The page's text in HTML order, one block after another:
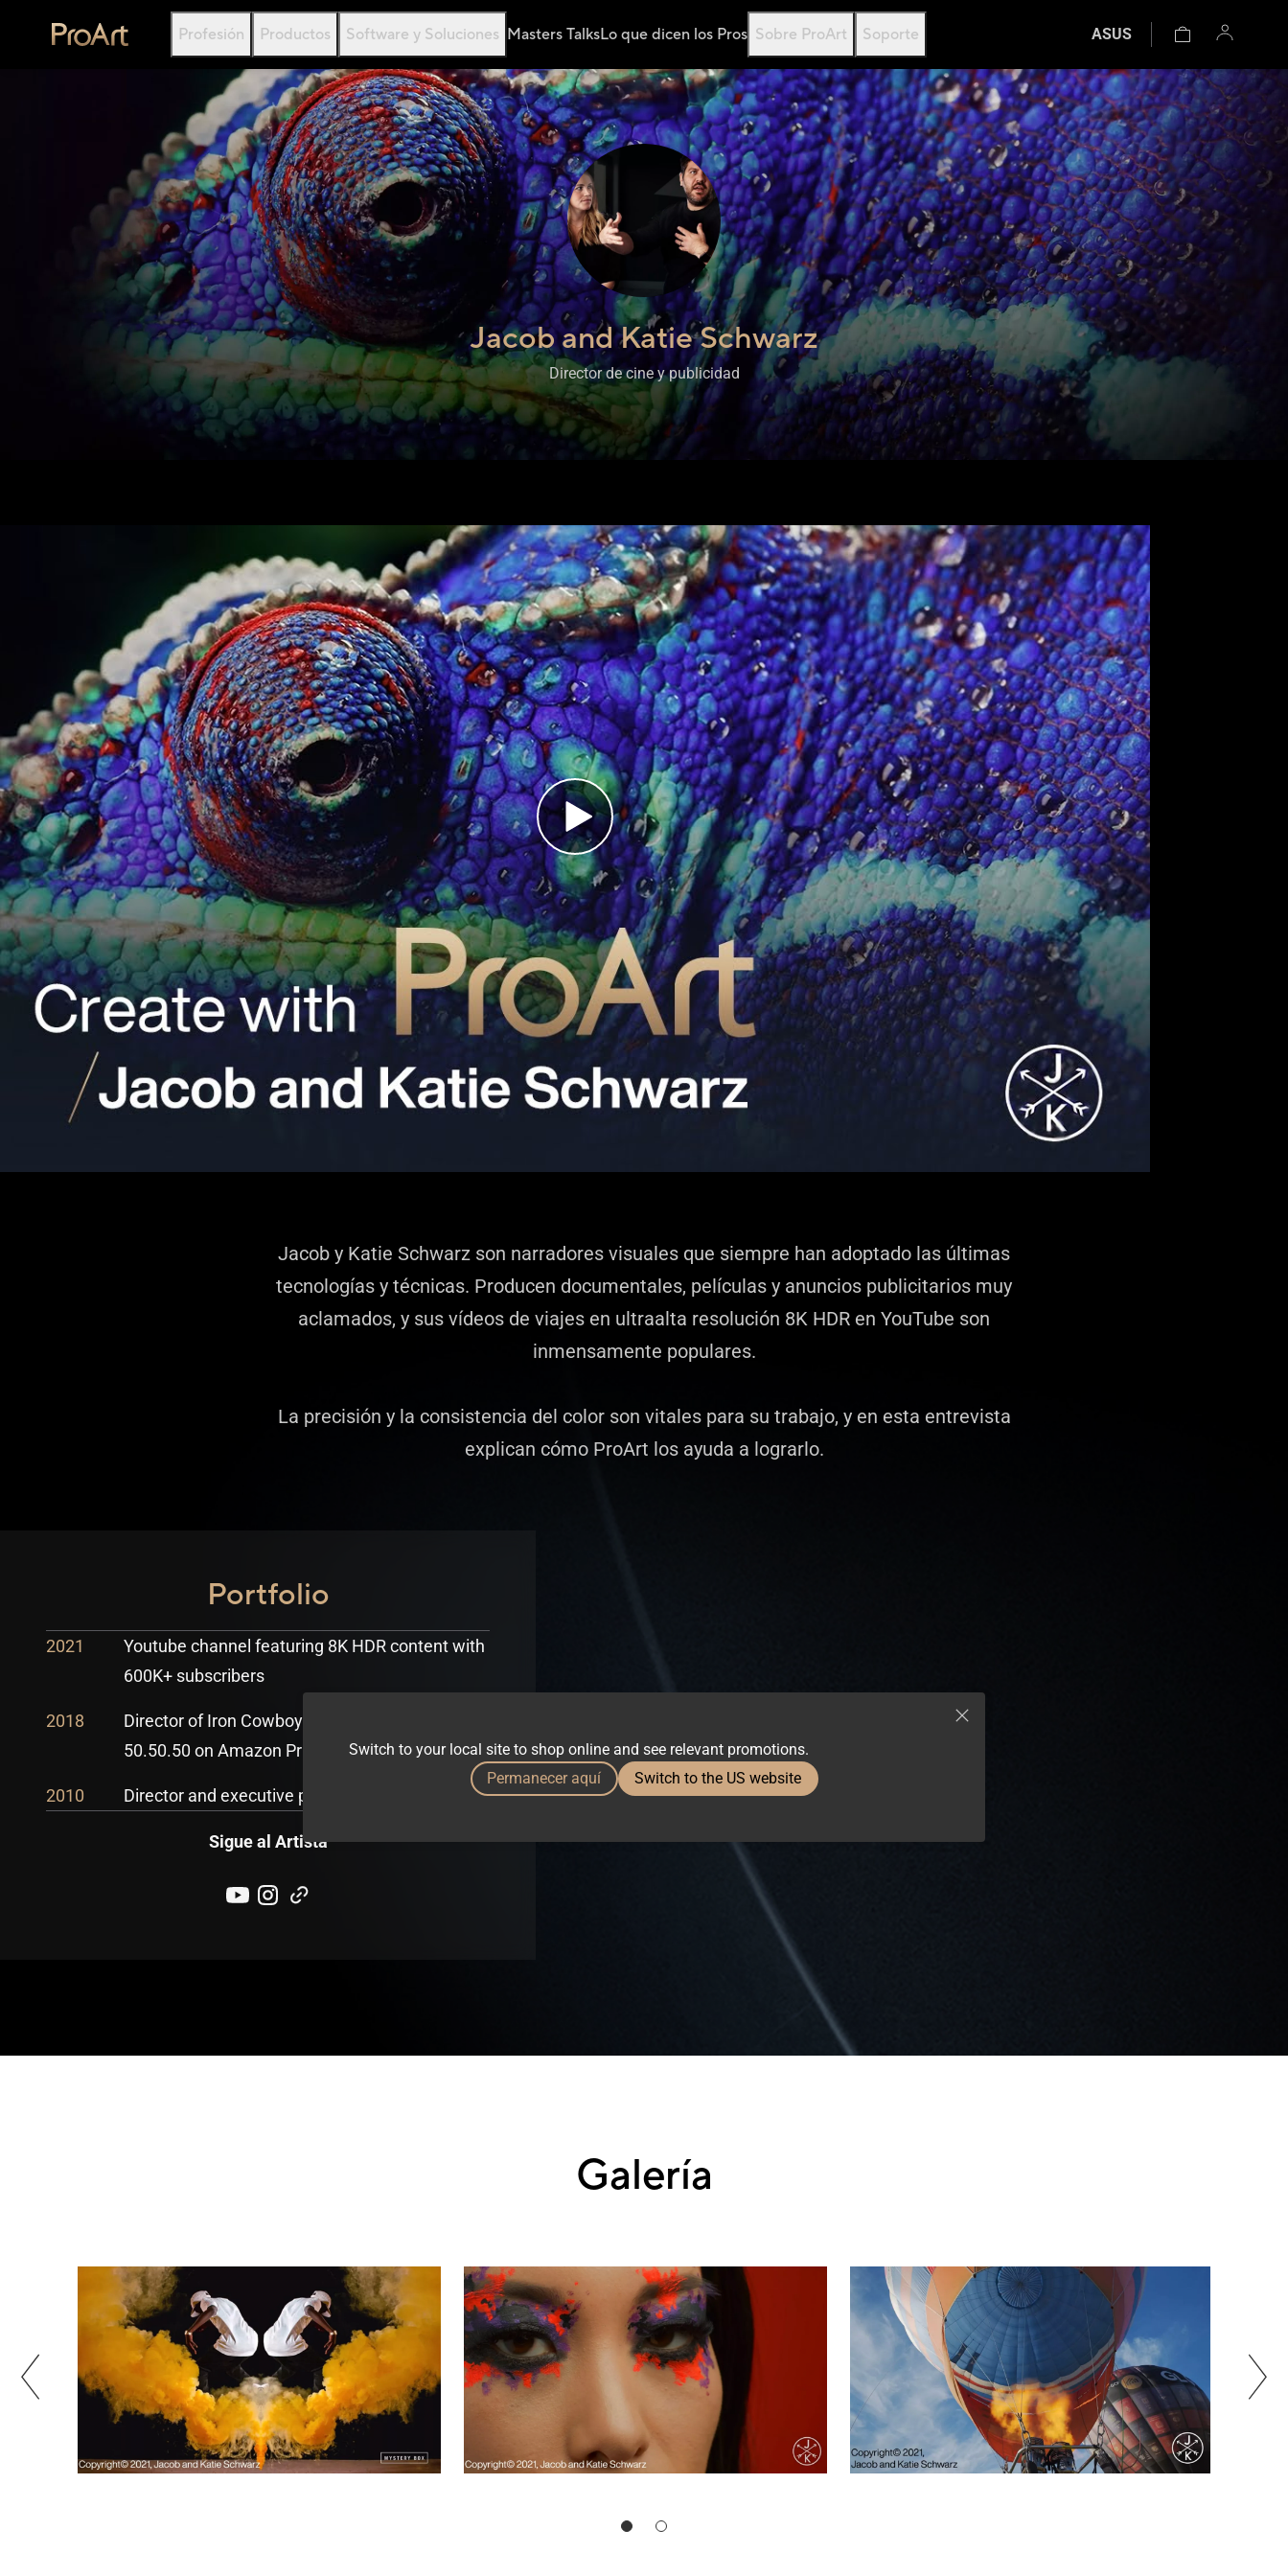
Switch to your local site to shop online and see relevant promotions.
Permanecer aquí
Switch to the US website
Profesión Productos Software y Soluciones Masters TalksLo que dicen los Pros Sobre ProArt Soporte ASUS
Jacob and Katie Schwarz
,
Director de cine y publicidad
Jacob y Katie Schwarz son narradores visuales que siempre han adoptado las últimas
tecnologías y técnicas. Producen documentales, películas y anuncios publicitarios muy
aclamados, y sus vídeos de viajes en ultraalta resolución 8K HDR en YouTube son
inmensamente populares.
La precisión y la consistencia del color son vitales para su trabajo, y en esta entrevista
explican cómo ProArt los ayuda a lograrlo.
Portfolio
2021
Youtube channel featuring 8K HDR content with
600K+ subscribers
2018
Director of Iron Cowboy: The Story of the
50.50.50 on Amazon Prime
2010 Director and executive producer at Mystery Box
Sigue al Artista
Galería